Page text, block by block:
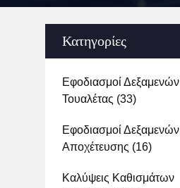
Κατηγορίες
Εφοδιασμοί Δεξαμενών
Τουαλέτας (33)
Εφοδιασμοί Δεξαμενών
Αποχέτευσης (16)
Καλύψεις Καθισμάτων